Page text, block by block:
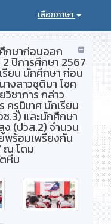
เลือกภาษา
กษาก่อนออก
ปีการศึกษา 2567
รียน นักศึกษา ก่อน
งสาวชุติมา โชค
ชาการ กล่าว
รูนิเทศ นักเรียน
.3) และนักศึกษา
(ปวส.2) จำนวน
พร้อมเพรียงกัน
ณ โดม
หีบ